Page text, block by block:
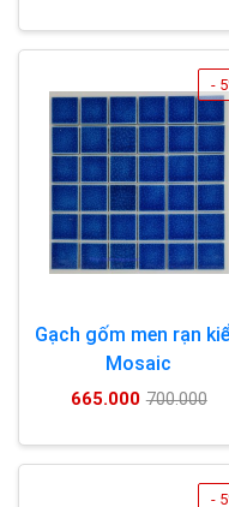
-
Gạch gốm men rạn
Mosaic
665.000 700.000
-